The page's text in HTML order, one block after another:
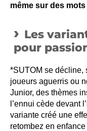
même sur des
Les
pour
*SUTOM se décline,
joueurs aguerris ou
Junior, des thèmes
l’ennui cède devant
variante créé une
retombez en